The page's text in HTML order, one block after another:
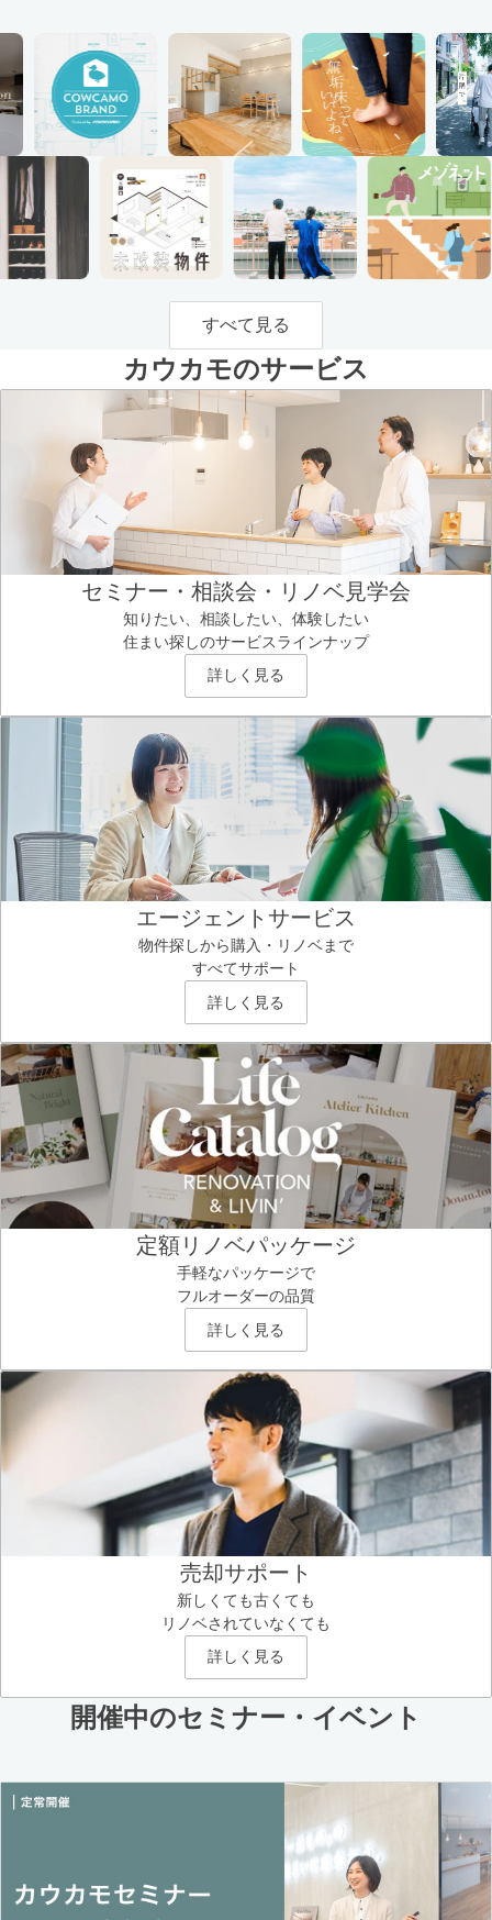
すべて見る
カウカモのサービス
セミナー・相談会・リノベ見学会
知りたい、相談したい、体験したい
住まい探しのサービスラインナップ
詳しく見る
エージェントサービス
物件探しから購入・リノベまで
すべてサポート
詳しく見る
定額リノベパッケージ
手軽なパッケージで
フルオーダーの品質
詳しく見る
売却サポート
新しくても古くても
リノベされていなくても
詳しく見る
開催中のセミナー・イベント